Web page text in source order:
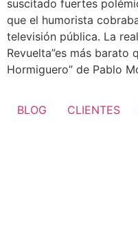
suscitado fuertes
que el humorista
televisión pública. La
Revuelta”es más barato
Hormiguero” de Pablo
BLOG CLIENTES